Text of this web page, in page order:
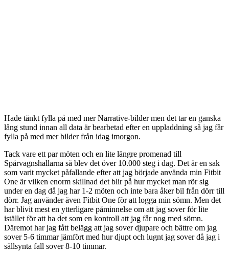
Hade tänkt fylla på med mer Narrative-bilder men det tar en ganska
lång stund innan all data är bearbetad efter en uppladdning så jag får
fylla på med mer bilder från idag imorgon.
Tack vare ett par möten och en lite längre promenad till
Spårvagnshallarna så blev det över 10.000 steg i dag. Det är en sak
som varit mycket påfallande efter att jag började använda min Fitbit
One är vilken enorm skillnad det blir på hur mycket man rör sig
under en dag då jag har 1-2 möten och inte bara åker bil från dörr till
dörr. Jag använder även Fitbit One för att logga min sömn. Men det
har blivit mest en ytterligare påminnelse om att jag sover för lite
istället för att ha det som en kontroll att jag får nog med sömn.
Däremot har jag fått belägg att jag sover djupare och bättre om jag
sover 5-6 timmar jämfört med hur djupt och lugnt jag sover då jag i
sällsynta fall sover 8-10 timmar.